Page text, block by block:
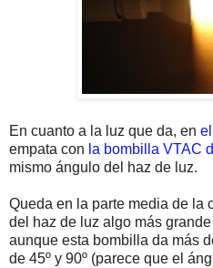
En cuanto a la luz que da, en
empata con la bombilla VTAC
mismo ángulo del haz de luz.
Queda en la parte media de la
del haz de luz algo más
aunque esta bombilla da más
de 45º y 90º (parece que el